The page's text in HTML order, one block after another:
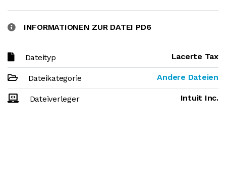
INFORMATIONEN ZUR DATEI PD6
Dateityp Lacerte Tax
Dateikategorie Andere Dateien
Dateiverleger Intuit Inc.